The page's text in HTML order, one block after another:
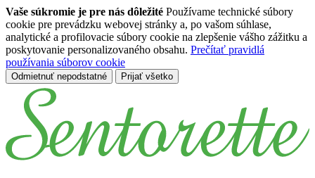
Vaše súkromie je pre nás dôležité Používame technické súbory
cookie pre prevádzku webovej stránky a, po vašom súhlase,
analytické a profilovacie súbory cookie na zlepšenie vášho zážitku a
poskytovanie personalizovaného obsahu. Prečítať pravidlá
používania súborov cookie
Odmietnuť nepodstatné Prijať všetko
Preskočiť na hlavný obsah